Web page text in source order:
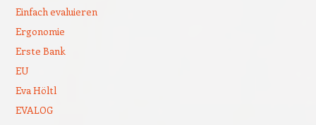
Einfach evaluieren
Ergonomie
Erste Bank
EU
Eva Höltl
EVALOG